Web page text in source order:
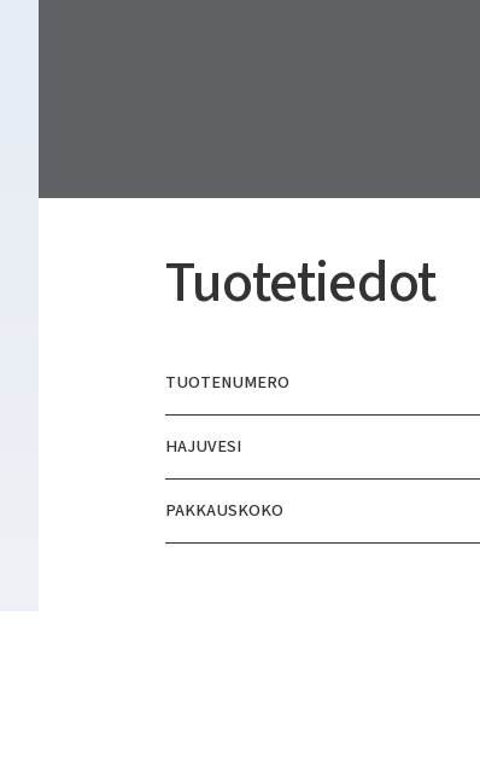
Tuotetiedot
TUOTENUMERO
HAJUVESI
PAKKAUSKOKO